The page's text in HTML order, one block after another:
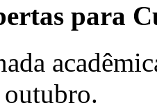
para